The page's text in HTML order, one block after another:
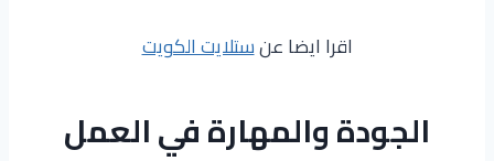
اقرا ايضا عنستلايت الكويت
الجودة والمهارة في العمل